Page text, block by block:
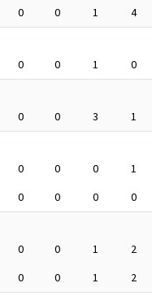
0 0 1
4
0 0 1
0
0 0 3
1
0 0 0
1
0 0 0
0
0 0 1
2
0 0 1
2